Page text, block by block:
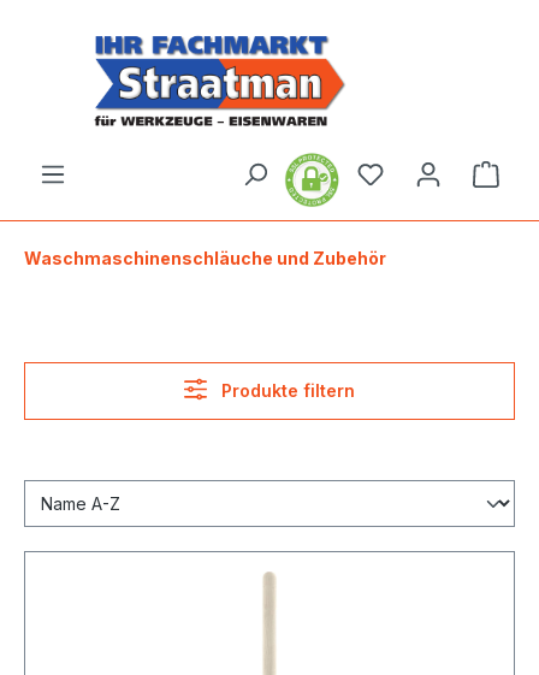
Waschmaschinenschläuche und Zubehör
Produkte filtern